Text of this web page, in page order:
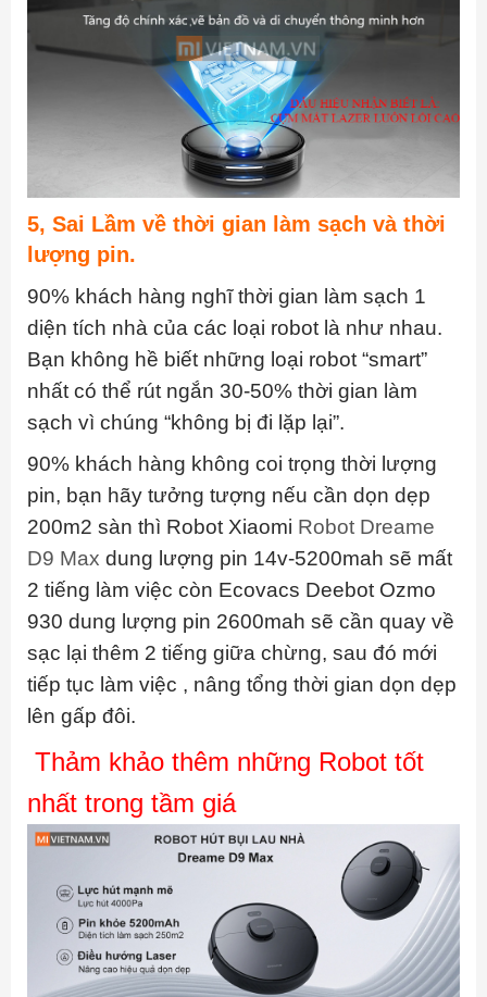
5, Sai Lầm về thời gian làm sạch và thời
lượng pin.
90% khách hàng nghĩ thời gian làm sạch 1
diện tích nhà của các loại robot là như nhau.
Bạn không hề biết những loại robot “smart”
nhất có thể rút ngắn 30-50% thời gian làm
sạch vì chúng “không bị đi lặp lại”.
90% khách hàng không coi trọng thời lượng
pin, bạn hãy tưởng tượng nếu cần dọn dẹp
200m2 sàn thì Robot Xiaomi Robot Dreame
D9 Max dung lượng pin 14v-5200mah sẽ mất
2 tiếng làm việc còn Ecovacs Deebot Ozmo
930 dung lượng pin 2600mah sẽ cần quay về
sạc lại thêm 2 tiếng giữa chừng, sau đó mới
tiếp tục làm việc , nâng tổng thời gian dọn dẹp
lên gấp đôi.
Thảm khảo thêm những Robot tốt
nhất trong tầm giá